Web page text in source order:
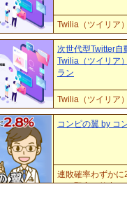
Twilia（ツイリア
です。 Twitterで
作品のアフィリ
次世代型Twitter自
Twilia（ツイリア
ラン
Twilia（ツイリア
です。 Twitterで
作品のアフィリ
コンピの翼 by コ
連敗確率わずか
かく堅実に的中